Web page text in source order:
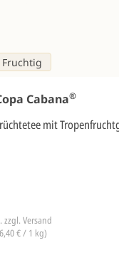
Fruchtig
Cabana®
mit
zzgl. Versand
€ / 1 kg)